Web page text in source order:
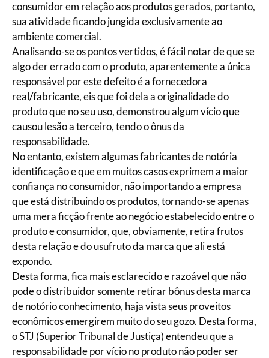
consumidor em relação aos produtos gerados, portanto,
sua atividade ficando jungida exclusivamente ao
ambiente comercial.
Analisando-se os pontos vertidos, é fácil notar de que se
algo der errado com o produto, aparentemente a única
responsável por este defeito é a fornecedora
real/fabricante, eis que foi dela a originalidade do
produto que no seu uso, demonstrou algum vício que
causou lesão a terceiro, tendo o ônus da
responsabilidade.
No entanto, existem algumas fabricantes de notória
identificação e que em muitos casos exprimem a maior
confiança no consumidor, não importando a empresa
que está distribuindo os produtos, tornando-se apenas
uma mera ficção frente ao negócio estabelecido entre o
produto e consumidor, que, obviamente, retira frutos
desta relação e do usufruto da marca que ali está
expondo.
Desta forma, fica mais esclarecido e razoável que não
pode o distribuidor somente retirar bônus desta marca
de notório conhecimento, haja vista seus proveitos
econômicos emergirem muito do seu gozo. Desta forma,
o STJ (Superior Tribunal de Justiça) entendeu que a
responsabilidade por vício no produto não poder ser